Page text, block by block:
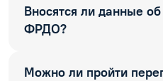
Вносятся ли данные
ФРДО?
Можно ли пройти